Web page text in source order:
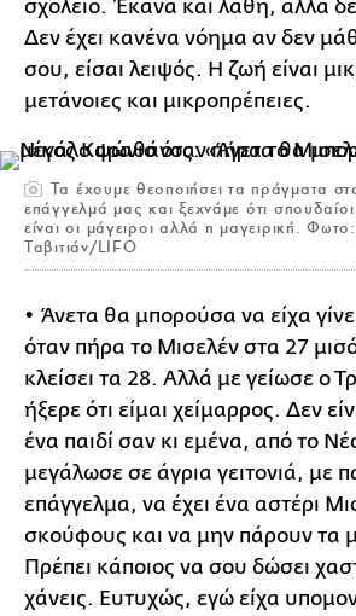
σχολείο. Έκανα και λάθη, αλλά
Δεν έχει κανένα νόημα αν δεν
σου, είσαι λειψός. Η ζωή είναι
μετάνοιες και μικροπρέπειες.
Τα έχουμε θεοποιήσει τα πράγματα
επάγγελμά μας και ξεχνάμε ότι
είναι οι μάγειροι αλλά η μαγειρική.
Ταβιτιάν/LIFO
• Άνετα θα μπορούσα να είχα
όταν πήρα το Μισελέν στα 27
κλείσει τα 28. Αλλά με γείωσε ο
ήξερε ότι είμαι χείμαρρος. Δεν
ένα παιδί σαν κι εμένα, από το
μεγάλωσε σε άγρια γειτονιά, με
επάγγελμα, να έχει ένα αστέρι
σκούφους και να μην πάρουν τα
Πρέπει κάποιος να σου δώσει
χάνεις. Ευτυχώς, εγώ είχα